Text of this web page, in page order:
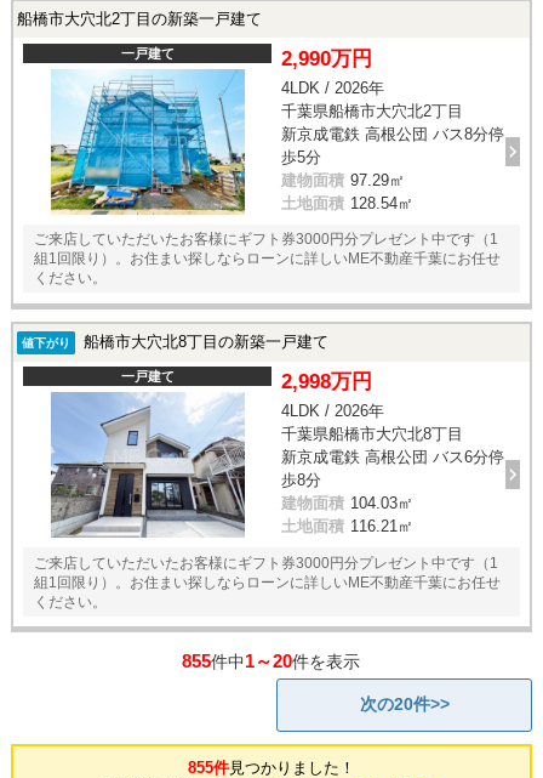
船橋市大穴北2丁目の新築一戸建て
一戸建て 2,990万円
4LDK / 2026年
千葉県船橋市大穴北2丁目
新京成電鉄 高根公団 バス8分停
歩5分
建物面積 97.29㎡
土地面積 128.54㎡
ご来店していただいたお客様にギフト券3000円分プレゼント中です（1
組1回限り）。お住まい探しならローンに詳しいME不動産千葉にお任せ
ください。
値下がり 船橋市大穴北8丁目の新築一戸建て
一戸建て 2,998万円
4LDK / 2026年
千葉県船橋市大穴北8丁目
新京成電鉄 高根公団 バス6分停
歩8分
建物面積 104.03㎡
土地面積 116.21㎡
ご来店していただいたお客様にギフト券3000円分プレゼント中です（1
組1回限り）。お住まい探しならローンに詳しいME不動産千葉にお任せ
ください。
855件中1～20件を表示
次の20件>>
855件見つかりました！